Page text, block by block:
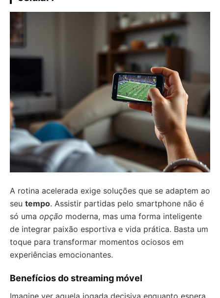
A rotina acelerada exige soluções que se adaptem ao
seu tempo. Assistir partidas pelo smartphone não é
só uma opção moderna, mas uma forma inteligente
de integrar paixão esportiva e vida prática. Basta um
toque para transformar momentos ociosos em
experiências emocionantes.
Benefícios do streaming móvel
Imagine ver aquela jogada decisiva enquanto espera